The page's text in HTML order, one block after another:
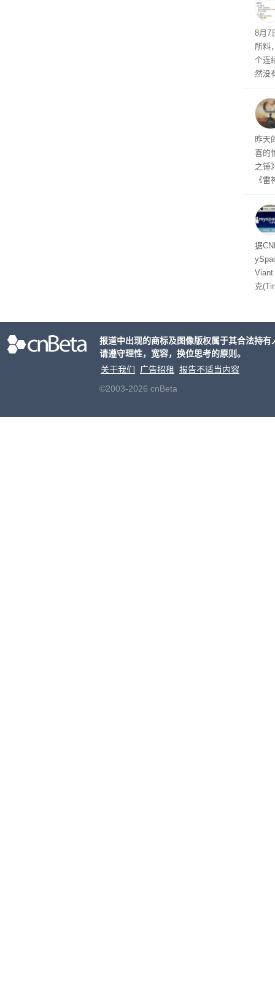
悄
8月7
所料
个连
然没
有
着——
线
昨天
喜的
之锤
《
ox
出震
据
Viant
克
算法
报道中出现的商标及图像版权属于其合法持
请遵守理性，宽容，换位思考的原则。
关于我们
广告招租
报告不适当内容
©2003-2026 cnBeta